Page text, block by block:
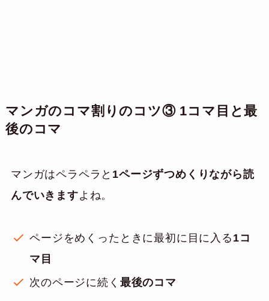
マンガのコマ割りのコツ③ 1コマ目と最
後のコマ
マンガはペラペラと 1ページずつめくりながら読
んでいきますよね。
ページをめくったときに最初に目に入る 1コ
マ目
次のページに続く 最後のコマ